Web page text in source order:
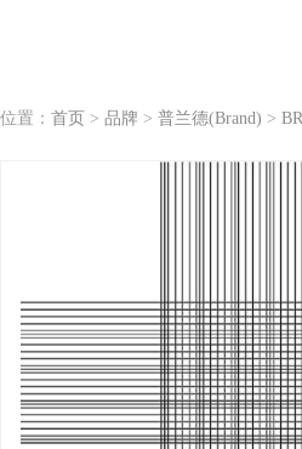
位置： 首页 > 品牌 > 普兰德(Brand) >